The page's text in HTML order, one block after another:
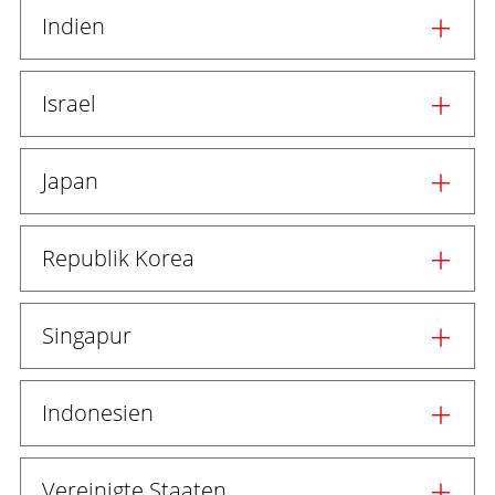
Indien
Israel
Japan
Republik Korea
Singapur
Indonesien